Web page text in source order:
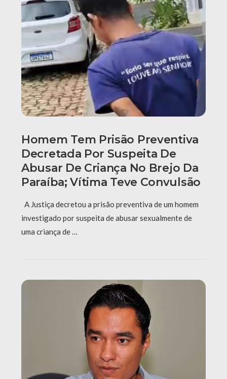
Homem Tem Prisão Preventiva
Decretada Por Suspeita De
Abusar De Criança No Brejo Da
Paraíba; Vítima Teve Convulsão
A Justiça decretou a prisão preventiva de um homem
investigado por suspeita de abusar sexualmente de
uma criança de …